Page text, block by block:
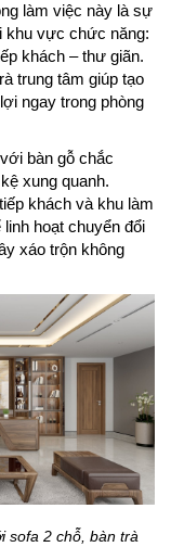
làm việc này là sự
khu vực chức năng:
khách – thư giãn.
trung tâm giúp tạo
ngay trong phòng
bàn gỗ chắc
xung quanh.
khách và khu làm
hoạt chuyển đổi
xáo trộn không
sofa 2 chỗ, bàn trà